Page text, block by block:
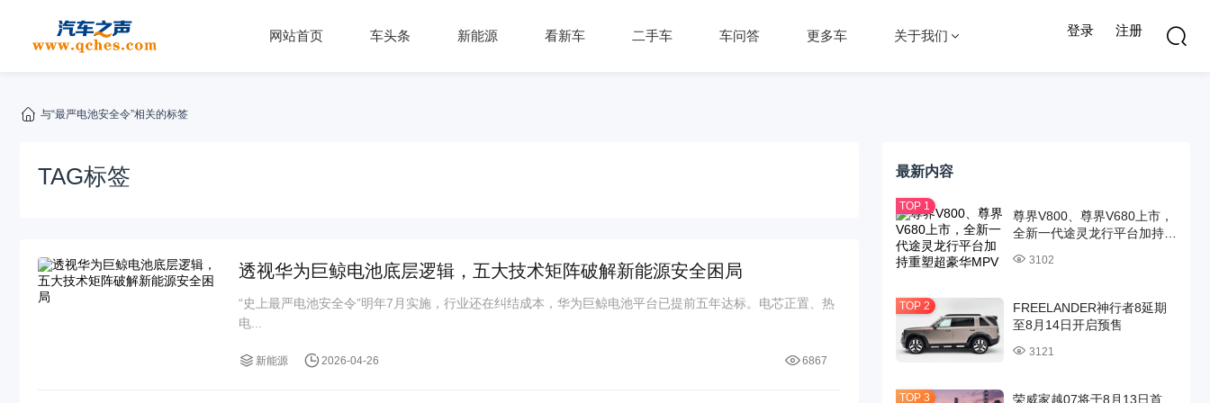
网站首页 车头条 新能源 看新车 二手车 车问答 更多车 关于我们 登录 注册
与“最严电池安全令”相关的标签
TAG标签
透视华为巨鲸电池底层逻辑，五大技术矩阵破解新能源安全困局
“史上最严电池安全令”明年7月实施，行业还在纠结成本，华为巨鲸电池平台已提前五年达标。电芯正置、热
电...
新能源 2026-04-26 6867
最新内容
尊界V800、尊界V680上市，
全新一代途灵龙行平台加持重
3102
FREELANDER神行者8延期
至8月14日开启预售
3121
荣威家越07将于8月13日首